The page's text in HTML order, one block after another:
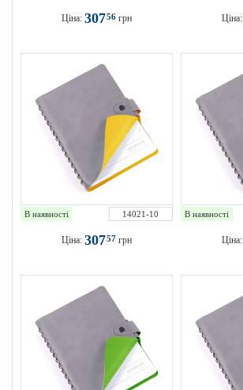
Ціна: 30756 грн Ціна:
В наявності 14021-10
Ціна: 30757 грн
В наявності
Ціна: